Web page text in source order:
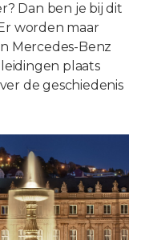
Dan ben je bij dit
worden maar
Mercedes-Benz
plaats
de geschiedenis